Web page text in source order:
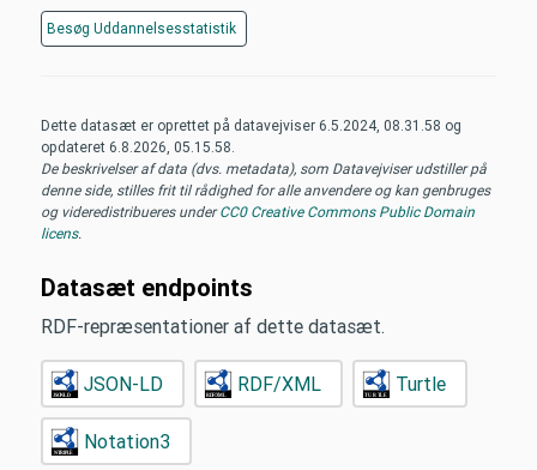
Besøg Uddannelsesstatistik
Dette datasæt er oprettet på datavejviser 6.5.2024, 08.31.58 og
opdateret 6.8.2026, 05.15.58
De beskrivelser af data (dvs. metadata), som Datavejviser udstiller på
denne side, stilles frit til rådighed for alle anvendere og kan genbruges
og videredistribueres underCC0 Creative Commons Public Domain
licens.
Datasæt endpoints
RDF-repræsentationer af dette datasæt.
JSON-LD RDF/XML Turtle
Notation3